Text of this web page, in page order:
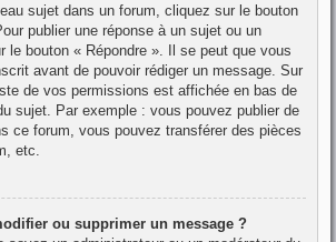
sujet dans un forum, cliquez sur le bouton
publier une réponse à un sujet ou un
le bouton « Répondre ». Il se peut que vous
avant de pouvoir rédiger un message. Sur
de vos permissions est affichée en bas de
sujet. Par exemple : vous pouvez publier de
ce forum, vous pouvez transférer des pièces
etc.
ou supprimer un message ?